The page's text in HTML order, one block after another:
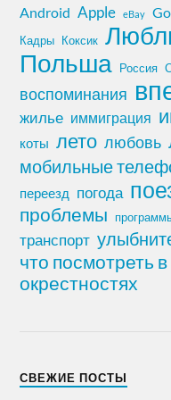
Android Apple eBay
Кадры Коксик
Польша Россия
воспоминания
жилье иммиграция
коты лето любовь
мобильные
переезд погода
проблемы
транспорт
что посмотреть
окрестностях
СВЕЖИЕ ПОСТЫ